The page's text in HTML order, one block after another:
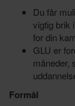
Du får
vigtig brik
for din
GLU er
måneder,
Formål